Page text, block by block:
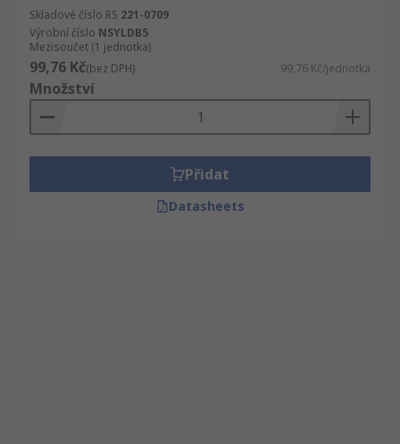
Skladové číslo RS 221-0709
Výrobní číslo NSYLDB5
Mezisoučet (1 jednotka)
99,76 Kč(bez DPH) 99,76 Kč/jednotka
Množství
Přidat
Datasheets